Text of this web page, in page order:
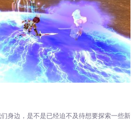
身边，是不是已经迫不及待想要探索一些新